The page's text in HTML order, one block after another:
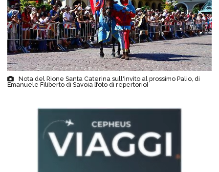
Nota del Rione Santa Caterina sull'invito al prossimo Palio, di
Emanuele Filiberto di Savoia [foto di repertorio]